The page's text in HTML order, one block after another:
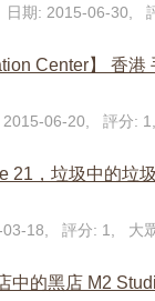
期: 2015-06-30,
Center】 香
06-20, 評分:
21，垃圾中的垃
18, 評分: 1, 大
中的黑店 M2